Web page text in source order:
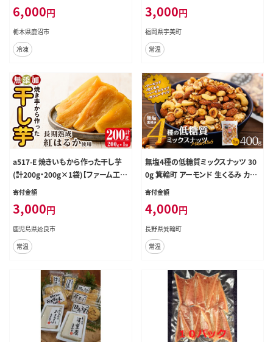
6,000円
栃木県鹿沼市
冷凍
海苔 のり 有明 おにぎり おむすび メ
ール便 メール便対応
3,000円
福岡県宇美町
常温
a517-E 焼きいもから作った干し芋
(計200g・200g×1袋)【ファーム工
房】姶良市 国産 鹿児島県産 長期熟
ツマイモ 焼芋 焼き芋 着色料・保存
料不使用 無添加 スイーツ おやつ 常
温 常温保存
寄付金額
3,000円
鹿児島県姶良市
常温
無塩4種の低糖質ミックスナッツ 30
0g 箕輪町 アーモンド 生くるみ カシ
ューナッツ ヘーゼルナッツ おすすめ
寄付金額
4,000円
長野県箕輪町
常温